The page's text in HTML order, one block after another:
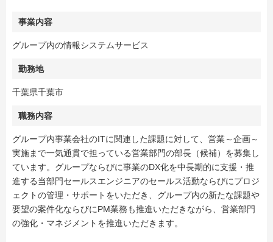
事業内容
グループ内の情報システムサービス
勤務地
千葉県千葉市
職務内容
グループ内事業会社のITに関連した課題に対して、営業～企画～
実施まで一気通貫で担っている営業部門の部長（候補）を募集し
ています。グループならびに事業のDX化を中長期的に支援・推
進する当部門セールスエンジニアのセールス活動ならびにプロジ
ェクトの管理・サポートをいただき、グループ内の新たな課題や
要望の案件化ならびにPM業務も推進いただきながら、営業部門
の強化・マネジメントを推進いただきます。